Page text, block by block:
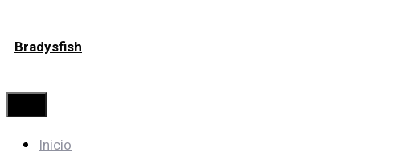
al
Bradysfish
Inicio